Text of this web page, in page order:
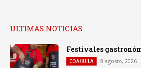
ULTIMAS NOTICIAS
Festivales
COAHUILA 8 agosto, 2026